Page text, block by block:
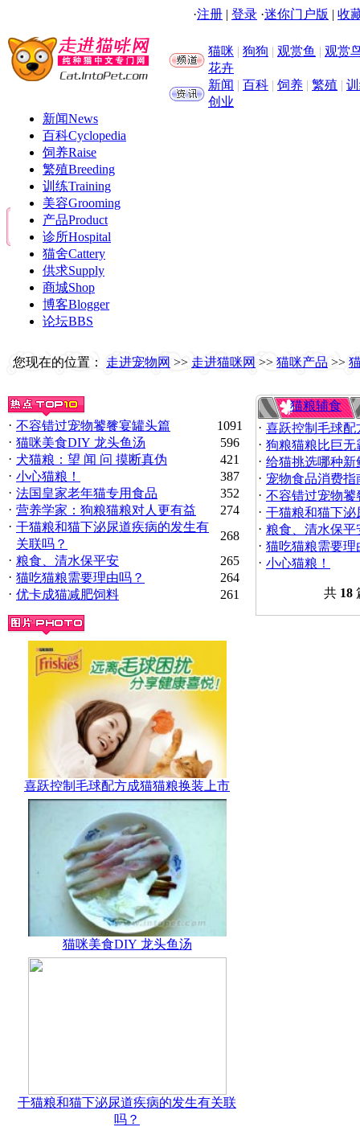
·注册 | 登录 ·迷你门户版 | 收
猫咪 | 狗狗 | 观赏鱼 | 观赏
花卉
新闻 | 百科 | 饲养 | 繁殖 |
创业
新闻News
百科Cyclopedia
饲养Raise
繁殖Breeding
训练Training
美容Grooming
产品Product
诊所Hospital
猫舍Cattery
供求Supply
商城Shop
博客Blogger
论坛BBS
您现在的位置： 走进宠物网 >> 走进猫咪网 >> 猫咪产品 >>
· 不容错过宠物饕餮宴罐头篇
1091
· 猫咪美食DIY 龙头鱼汤
596
· 犬猫粮：望 闻 问 摸断真伪
421
· 小心猫粮！
387
· 法国皇家老年猫专用食品
352
· 营养学家：狗粮猫粮对人更有益
274
· 干猫粮和猫下泌尿道疾病的发生有
关联吗？
268
· 粮食、清水保平安
265
· 猫吃猫粮需要理由吗？
264
· 优卡成猫减肥饲料 261
喜跃控制毛球配方成猫猫粮换装上市
猫咪美食DIY 龙头鱼汤
干猫粮和猫下泌尿道疾病的发生有关联
吗？
猫粮辅食
· 喜跃控制毛球
· 狗粮猫粮比巨无
· 给猫挑选哪种新
· 宠物食品消费指
· 不容错过宠物饕
· 干猫粮和猫下
· 粮食、清水保平
· 猫吃猫粮需要理
· 小心猫粮！
共 18